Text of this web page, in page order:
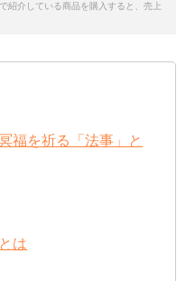
紹介している商品を購入すると、売上
福を祈る「法事」と
は